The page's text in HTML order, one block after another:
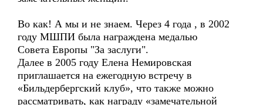
Во как! А мы и не знаем. Через 4 года , в 2002
году МШПИ была награждена медалью
Совета Европы "За заслуги".
Далее в 2005 году Елена Немировская
приглашается на ежегодную встречу в
«Бильдербергский клуб», что также можно
рассматривать, как награду «замечательной